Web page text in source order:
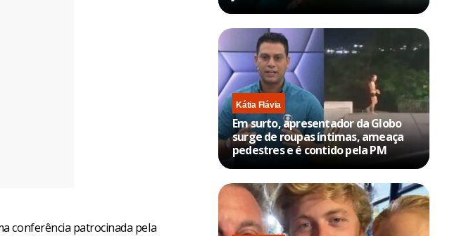
conferência patrocinada pela
Kátia Flávia
Em surto, apresentador da Globo
surge de roupas íntimas, ameaça
pedestres e é contido pela PM